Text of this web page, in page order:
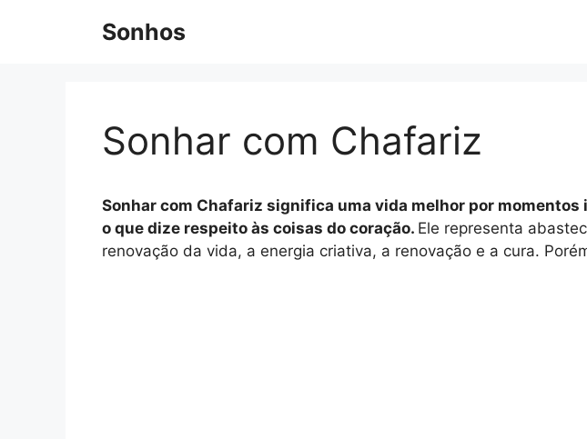
Sonhos
Sonhar com Chafariz
Sonhar com Chafariz significa uma vida melhor por
o que dize respeito às coisas do coração. Ele representa
renovação da vida, a energia criativa, a renovação e a cura.